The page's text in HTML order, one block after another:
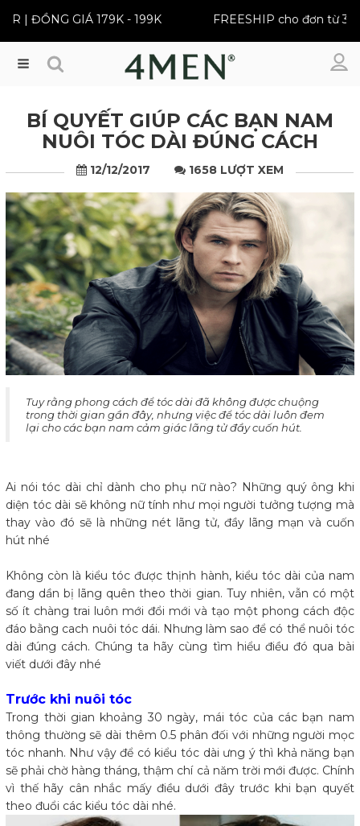
GIÁ 179K - 199K FREESHIP cho đơn từ 399K
Menu
BÍ QUYẾT GIÚP CÁC BẠN NAM
NUÔI TÓC DÀI ĐÚNG CÁCH
12/12/2017 1658 LƯỢT XEM
​Tuy rằng phong cách để tóc dài đã không được chuộng
trong thời gian gần đây, nhưng việc để tóc dài luôn đem
lại cho các bạn nam cảm giác lãng tử đầy cuốn hút.
Ai nói tóc dài chỉ dành cho phụ nữ nào? Những quý ông khi
diện tóc dài sẽ không nữ tính như mọi người tưởng tượng mà
thay vào đó sẽ là những nét lãng tử, đầy lãng mạn và cuốn
hút nhé
Không còn là kiểu tóc được thịnh hành, kiểu tóc dài của nam
đang dần bị lãng quên theo thời gian. Tuy nhiên, vẫn có một
số ít chàng trai luôn mới đổi mới và tạo một phong cách độc
đáo bằng cach nuôi tóc dái. Nhưng làm sao để có thể nuôi tóc
dài đúng cách. Chúng ta hãy cùng tìm hiểu điều đó qua bài
viết dưới đây nhé
Trước khi nuôi tóc
Trong thời gian khoảng 30 ngày, mái tóc của các bạn nam
thông thường sẽ dài thêm 0.5 phân đối với những người mọc
tóc nhanh. Như vậy để có kiểu tóc dài ưng ý thì khả năng bạn
sẽ phải chờ hàng tháng, thậm chí cả năm trời mới được. Chính
vì thế hãy cân nhắc mấy điều dưới đây trước khi bạn quyết
theo đuổi các kiểu tóc dài nhé.